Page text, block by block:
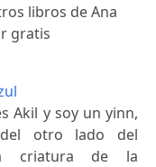
libros de Ana
gratis
Akil y soy un yinn,
otro lado del
criatura de la